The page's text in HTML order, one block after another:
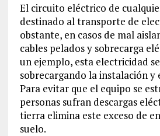
El circuito eléctrico de
destinado al transporte de
obstante, en casos de mal
cables pelados y sobrecarga
un ejemplo, esta electricidad
sobrecargando la instalación y
Para evitar que el equipo se
personas sufran descargas
tierra elimina este exceso de
suelo.